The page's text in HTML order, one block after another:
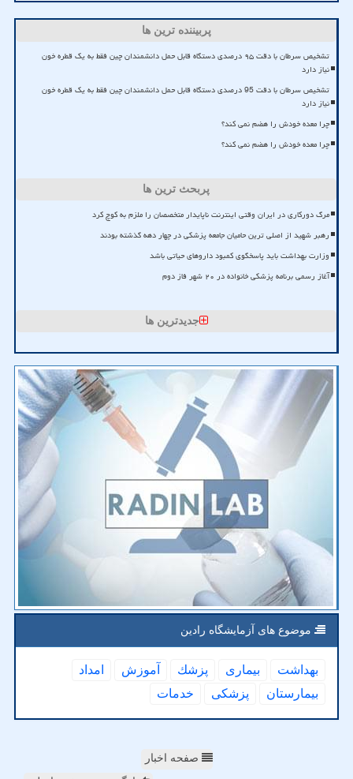
پربیننده ترین ها
تشخیص سرطان با دقت ۹۵ درصدی دستگاه قابل حمل دانشمندان چین فقط به یک قطره خون
نیاز دارد
تشخیص سرطان با دقت 95 درصدی دستگاه قابل حمل دانشمندان چین فقط به یک قطره خون
نیاز دارد
چرا معده خودش را هضم نمی کند؟
چرا معده خودش را هضم نمی کند؟
پربحث ترین ها
مرگ دورکاری در ایران وقتی اینترنت ناپایدار متخصصان را ملزم به کوچ کرد
رهبر شهید از اصلی ترین حامیان جامعه پزشکی در چهار دهه گذشته بودند
وزارت بهداشت باید پاسخگوی کمبود داروهای حیاتی باشد
آغاز رسمی برنامه پزشکی خانواده در ۲۰ شهر فاز دوم
جدیدترین ها
موضوع های آزمایشگاه رادین
بهداشت بیماری پزشك آموزش
امداد
بیمارستان
پزشكی خدمات
صفحه اخبار